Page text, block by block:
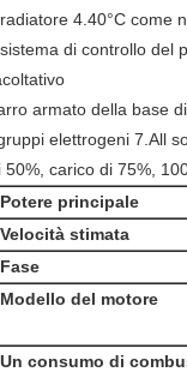
4.40°C come
di controllo del
armato della base
elettrogeni 7.All
50%, carico di 75%,
Potere principale
Velocità stimata
Fase
Modello del motore
Un consumo di